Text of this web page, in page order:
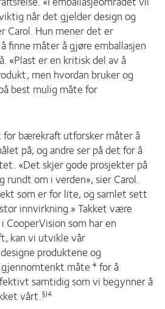
når det gjelder design og
Carol. Hun mener det er
finne måter å gjøre emballasjen
«Plast er en kritisk del av å
men hvordan bruker og
best mulig måte for
for bærekraft utforsker måter å
på, og andre ser på det for å
«Det skjer gode prosjekter på
rundt om i verden», sier Carol.
som er for lite, og samlet sett
innvirkning.» Takket være
CooperVision som har en
kan vi utvikle vår
produktene og
måte ‡ for å
samtidig som vi begynner å
vårt.§|4